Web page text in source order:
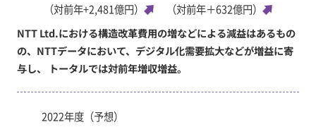
（対前年+2,481億円）
（対前年＋632億円）
NTT Ltd.における構造改革費用の増などによる減益はあるもの
の、NTTデータにおいて、デジタル化需要拡大などが増益に寄
与し、 トータルでは対前年増収増益。
2022年度（予想）